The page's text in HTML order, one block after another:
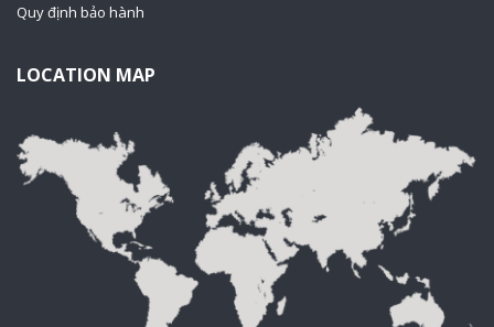
Quy định bảo hành
LOCATION MAP